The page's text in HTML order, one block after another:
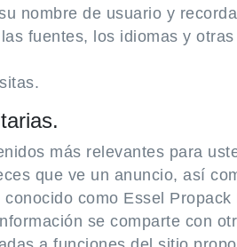
nombre de usuario y
fuentes, los idiomas y
más relevantes para
que ve un anuncio, así
como Essel
se comparte con